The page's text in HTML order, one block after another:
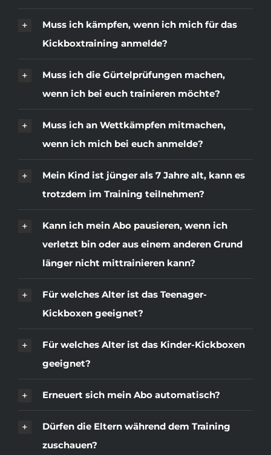
Muss ich kämpfen, wenn ich mich für das
Kickboxtraining anmelde?
Muss ich die Gürtelprüfungen machen,
wenn ich bei euch trainieren möchte?
Muss ich an Wettkämpfen mitmachen,
wenn ich mich bei euch anmelde?
Mein Kind ist jünger als 7 Jahre alt, kann es
trotzdem im Training teilnehmen?
Kann ich mein Abo pausieren, wenn ich
verletzt bin oder aus einem anderen Grund
länger nicht mittrainieren kann?
Für welches Alter ist das Teenager-
Kickboxen geeignet?
Für welches Alter ist das Kinder-Kickboxen
geeignet?
Erneuert sich mein Abo automatisch?
Dürfen die Eltern während dem Training
zuschauen?